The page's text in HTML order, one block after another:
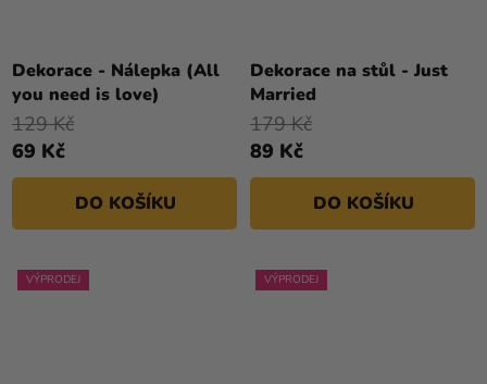
Dekorace - Nálepka (All
you need is love)
69 Kč
129 Kč
DO KOŠÍKU
Dekorace na stůl - Just
Married
89 Kč
179 Kč
DO KOŠÍKU
VÝPRODEJ VÝPRODEJ